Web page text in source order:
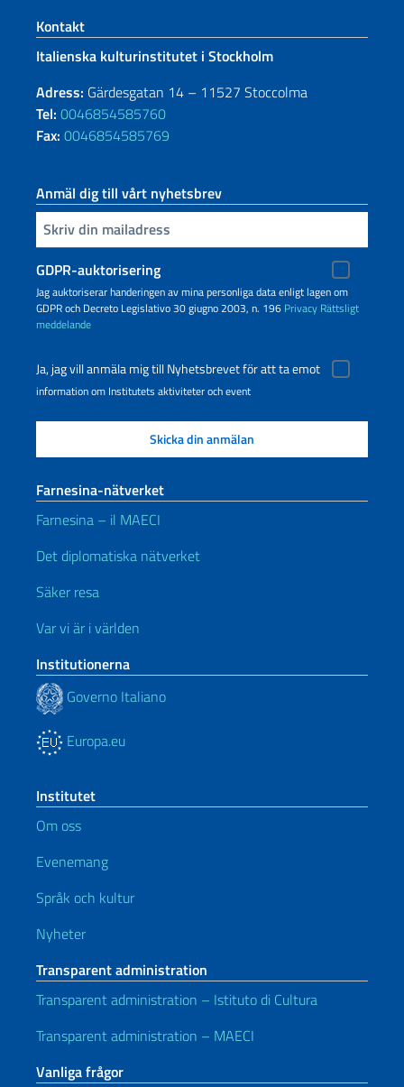
Footer section
Kontakt
Italienska kulturinstitutet i Stockholm
Adress: Gärdesgatan 14 – 11527 Stoccolma
Tel: 0046854585760
Fax: 0046854585769
Anmäl dig till vårt nyhetsbrev
Infoga din e-post
GDPR-auktorisering
Jag auktoriserar handeringen av mina personliga data enligt lagen om
GDPR och Decreto Legislativo 30 giugno 2003, n. 196 Privacy Rättsligt
meddelande
Ja, jag vill anmäla mig till Nyhetsbrevet för att ta emot
information om Institutets aktiviteter och event
Farnesina-nätverket
Farnesina – il MAECI
Det diplomatiska nätverket
Säker resa
Var vi är i världen
Institutionerna
Governo Italiano
Europa.eu
Institutet
Om oss
Evenemang
Språk och kultur
Nyheter
Transparent administration
Transparent administration – Istituto di Cultura
Transparent administration – MAECI
Vanliga frågor